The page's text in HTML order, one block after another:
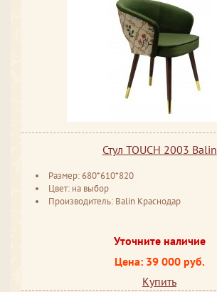
Стул TOUCH 2003 Balin
Размер: 680*610*820
Цвет: на выбор
Производитель: Balin Краснодар
Уточните наличие
Цена: 39 000 руб.
Купить